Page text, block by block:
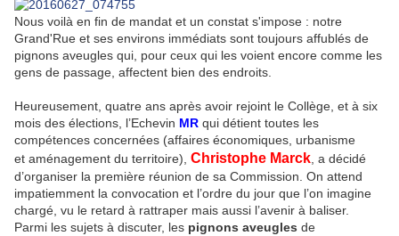
Nous voilà en fin de mandat et un constat s'impose : notre
Grand'Rue et ses environs immédiats sont toujours affublés de
pignons aveugles qui, pour ceux qui les voient encore comme les
gens de passage, affectent bien des endroits.
Heureusement, quatre ans après avoir rejoint le Collège, et à six
mois des élections, l’Echevin MR qui détient toutes les
compétences concernées (affaires économiques, urbanisme
et aménagement du territoire), Christophe Marck , a décidé
d’organiser la première réunion de sa Commission. On attend
impatiemment la convocation et l’ordre du jour que l’on imagine
chargé, vu le retard à rattraper mais aussi l’avenir à baliser.
Parmi les sujets à discuter, les pignons aveugles de